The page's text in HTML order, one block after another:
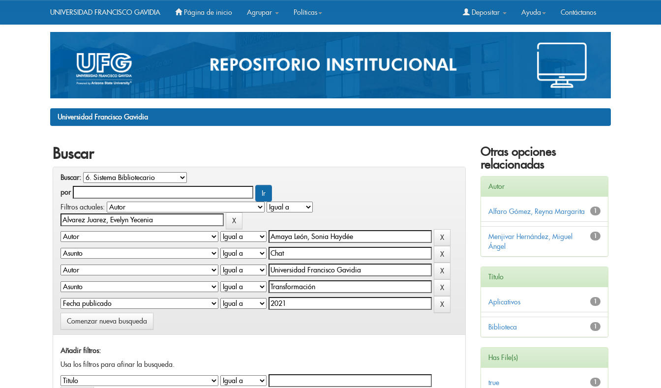
UNIVERSIDAD FRANCISCO GAVIDIA Página de inicio Agrupar Políticas Depositar Ayuda Contáctanos
Universidad Francisco Gavidia
Buscar
Buscar:
por
Filtros actuales:
Comenzar nueva busqueda
Añadir filtros:
Usa los filtros para afinar la busqueda.
Otras opciones
relacionadas
Autor
1
Alfaro Gómez, Reyna Margarita
1
Menjivar Hernández, Miguel
Ángel
Título
1
Aplicativos
1
Biblioteca
Has File(s)
1
true